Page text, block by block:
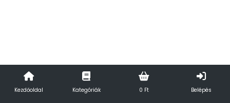
Kezdőoldal Kategóriák 0 Ft Belépés